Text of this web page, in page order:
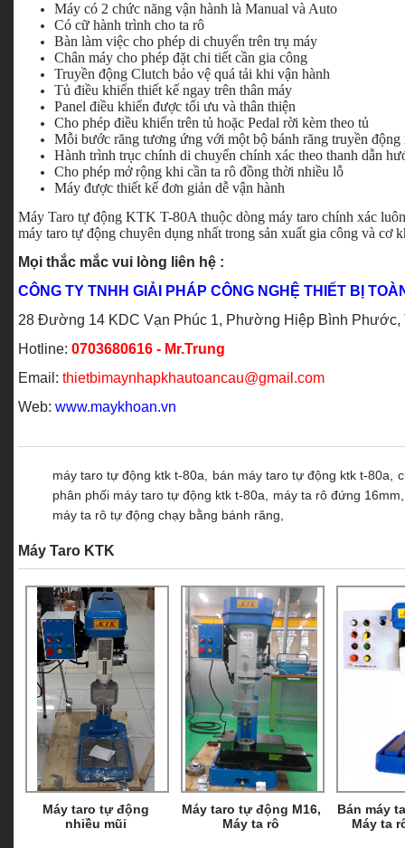
Máy có 2 chức năng vận hành là Manual và Auto
Có cữ hành trình cho ta rô
Bàn làm việc cho phép di chuyển trên trụ máy
Chân máy cho phép đặt chi tiết cần gia công
Truyền động Clutch bảo vệ quá tải khi vận hành
Tủ điều khiển thiết kế ngay trên thân máy
Panel điều khiển được tối ưu và thân thiện
Cho phép điều khiển trên tủ hoặc Pedal rời kèm theo tủ
Mỗi bước răng tương ứng với một bộ bánh răng truyền động
Hành trình trục chính di chuyển chính xác theo thanh dẫn
Cho phép mở rộng khi cần ta rô đồng thời nhiều lỗ
Máy được thiết kế đơn giản dễ vận hành
Máy Taro tự động KTK T-80A thuộc dòng máy taro chính xác
máy taro tự động chuyên dụng nhất trong sản xuất gia công và cơ
Mọi thắc mắc vui lòng liên hệ :
CÔNG TY TNHH GIẢI PHÁP CÔNG NGHỆ THIẾT BỊ
28 Đường 14 KDC Vạn Phúc 1, Phường Hiệp Bình Phước,
Hotline: 0703680616 - Mr.Trung
Email: thietbimaynhapkhautoancau@gmail.com
Web: www.maykhoan.vn
máy taro tự động ktk t-80a, bán máy taro tự động ktk t-80a,
phân phối máy taro tự động ktk t-80a,
máy ta rô đứng 16mm,
máy ta rô tự động chạy bằng bánh răng,
Máy Taro KTK
Máy taro tự động
nhiều mũi
Máy taro tự động M16,
Máy ta rô
Bán máy
Máy ta